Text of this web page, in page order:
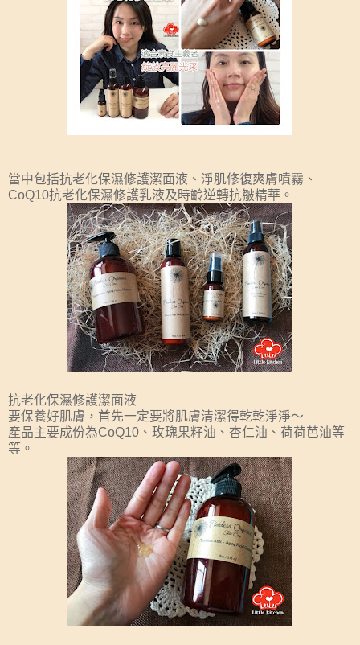
當中包括抗老化保濕修護潔面液、淨肌修復爽膚噴霧、
CoQ10抗老化保濕修護乳液及時齡逆轉抗皺精華。
抗老化保濕修護潔面液
要保養好肌膚，首先一定要將肌膚清潔得乾乾淨淨～
產品主要成份為CoQ10、玫瑰果籽油、杏仁油、荷荷芭油等
等。